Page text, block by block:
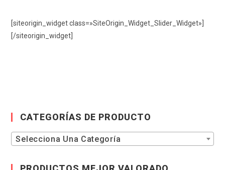
[siteorigin_widget class=»SiteOrigin_Widget_Slider_Widget»]
[/siteorigin_widget]
CATEGORÍAS DE PRODUCTO
Selecciona Una Categoría